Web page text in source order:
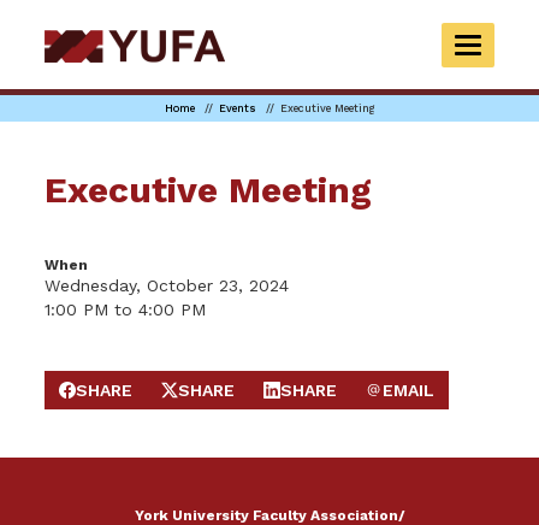
to
main
TOGGLE
Home Events Executive Meeting
Executive Meeting
When
Wednesday, October 23, 2024
1:00 PM to 4:00 PM
SHARE ON FACEBOOK
SHARE
SHARE ON X
SHARE
SHARE ON LINKEDIN
SHARE
SEND EMAIL
EMAIL
York University Faculty Association/